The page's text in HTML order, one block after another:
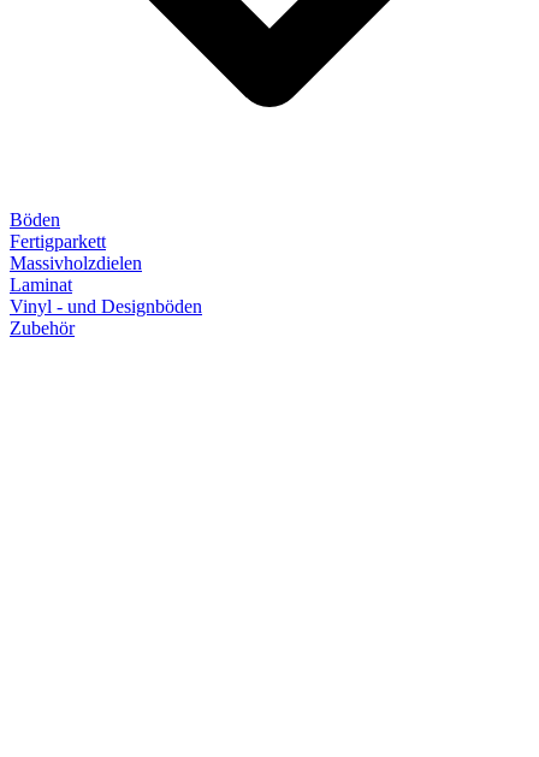
Böden
Fertigparkett
Massivholzdielen
Laminat
Vinyl - und Designböden
Zubehör